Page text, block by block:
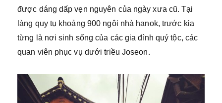
được dáng dấp vẹn nguyên của ngày xưa cũ. Tại
làng quy tụ khoảng 900 ngôi nhà hanok, trước kia
từng là nơi sinh sống của các gia đình quý tộc, các
quan viên phục vụ dưới triều Joseon.